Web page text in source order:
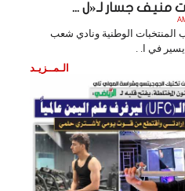
جسار لـ«ل ...
المنتخبات الوطنية ونادي شعب
في ا. .
الـمــزيـد